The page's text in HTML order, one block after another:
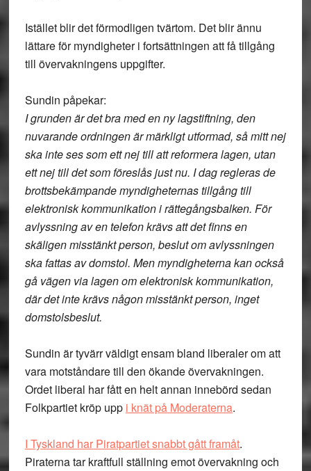
Istället blir det förmodligen tvärtom. Det blir ännu
lättare för myndigheter i fortsättningen att få tillgång
till övervakningens uppgifter.
Sundin påpekar:
I grunden är det bra med en ny lagstiftning, den
nuvarande ordningen är märkligt utformad, så mitt nej
ska inte ses som ett nej till att reformera lagen, utan
ett nej till det som föreslås just nu. I dag regleras de
brottsbekämpande myndigheternas tillgång till
elektronisk kommunikation i rättegångsbalken. För
avlyssning av en telefon krävs att det finns en
skäligen misstänkt person, beslut om avlyssningen
ska fattas av domstol. Men myndigheterna kan också
gå vägen via lagen om elektronisk kommunikation,
där det inte krävs någon misstänkt person, inget
domstolsbeslut.
Sundin är tyvärr väldigt ensam bland liberaler om att
vara motståndare till den ökande övervakningen.
Ordet liberal har fått en helt annan innebörd sedan
Folkpartiet kröp upp i knät på Moderaterna.
I Tyskland har Piratpartiet snabbt gått framåt.
Piraterna tar kraftfull ställning emot övervakning och